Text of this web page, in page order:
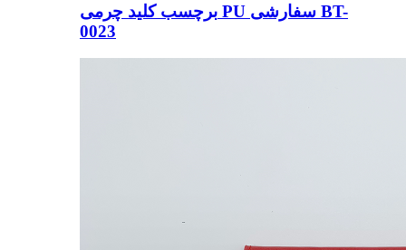
برچسب کلید چرمی PU سفارشی BT-
0023